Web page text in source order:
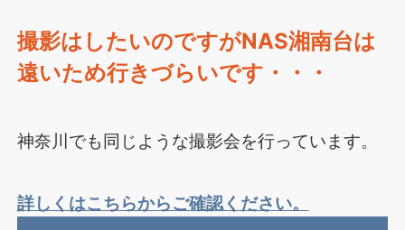
撮影はしたいのですがNAS湘南台は
遠いため行きづらいです・・・
神奈川でも同じような撮影会を行っています。
詳しくはこちらからご確認ください。